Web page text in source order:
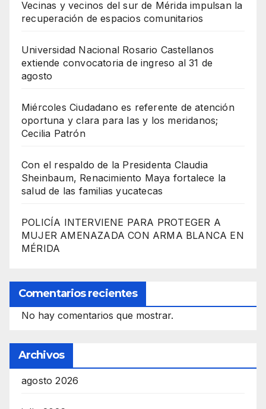
Vecinas y vecinos del sur de Mérida impulsan la
recuperación de espacios comunitarios
Universidad Nacional Rosario Castellanos
extiende convocatoria de ingreso al 31 de
agosto
Miércoles Ciudadano es referente de atención
oportuna y clara para las y los meridanos;
Cecilia Patrón
Con el respaldo de la Presidenta Claudia
Sheinbaum, Renacimiento Maya fortalece la
salud de las familias yucatecas
POLICÍA INTERVIENE PARA PROTEGER A
MUJER AMENAZADA CON ARMA BLANCA EN
MÉRIDA
Comentarios recientes
No hay comentarios que mostrar.
Archivos
agosto 2026